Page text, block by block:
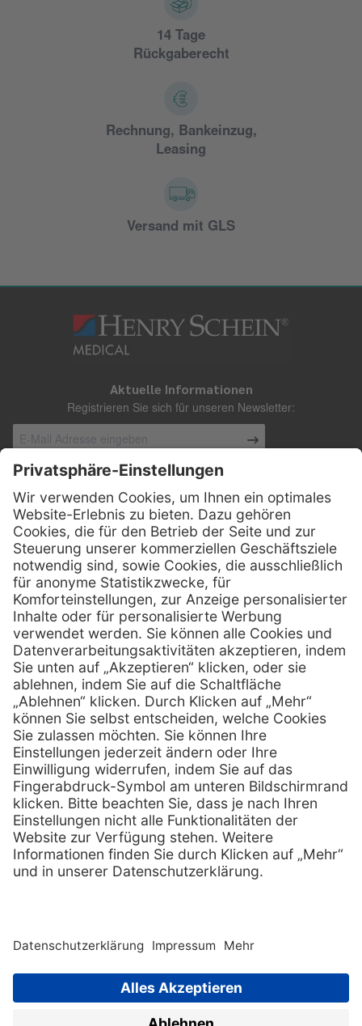
14 Tage
Rückgaberecht
Rechnung, Bankeinzug,
Leasing
Versand mit GLS
Aktuelle Informationen
Registrieren Sie sich für unseren Newsletter:
Kontakt
Henry Schein Medical Austria GmbH
Schönbrunner Straße 297
A-1120 Wien
01 / 718 19 61 99
Telefax:01 / 718 19 61 23
E-Mail: info @ henryscheinmed.at
Services
Vorteile
Eigenmarke
Leasing
Technischer Service
Kataloge / Downloads
Hilfe
FAQs
Kontakt
Außendienst
Lob & Kritik
Retoure anmelden
Zertifikat Rechtliches
Impressum
Supplier code of
Copyright © 2026 Henry Schein